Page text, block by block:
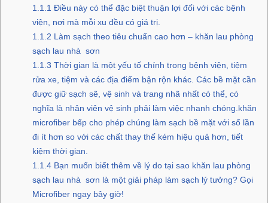
1.1.1 Điều này có thể đặc biệt thuận lợi đối với các bệnh
viện, nơi mà mỗi xu đều có giá trị.
1.1.2 Làm sạch theo tiêu chuẩn cao hơn – khăn lau phòng
sạch lau nhà sơn
1.1.3 Thời gian là một yếu tố chính trong bệnh viện, tiệm
rửa xe, tiệm và các địa điểm bận rộn khác. Các bề mặt cần
được giữ sạch sẽ, vệ sinh và trang nhã nhất có thể, có
nghĩa là nhân viên vệ sinh phải làm việc nhanh chóng.khăn
microfiber bếp cho phép chúng làm sạch bề mặt với số lần
đi ít hơn so với các chất thay thế kém hiệu quả hơn, tiết
kiệm thời gian.
1.1.4Bạn muốn biết thêm về lý do tại sao khăn lau phòng
sạch lau nhà sơn là một giải pháp làm sạch lý tưởng? Gọi
Microfiber ngay bây giờ!